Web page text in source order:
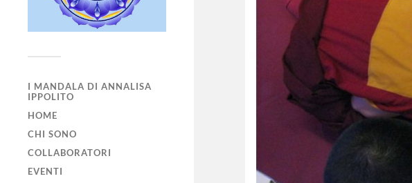
I MANDALA DI ANNALISA
IPPOLITO
HOME
CHI SONO
COLLABORATORI
EVENTI